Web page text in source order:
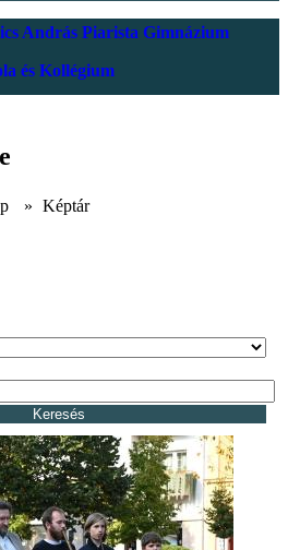
András Piarista Gimnázium
és Kollégium
» Képtár